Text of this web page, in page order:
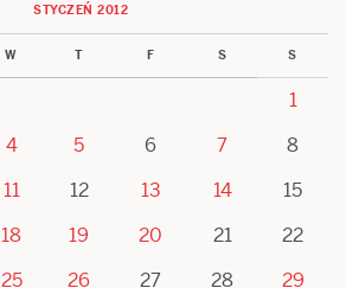
STYCZEŃ 2012
W T F S S
1
4 5 6 7
8
11 12 13 14
15
18 19 20 21
22
25 26 27 28 29